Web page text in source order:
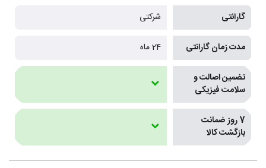
گارانتی شرکتی
مدت زمان گارانتی 24 ماه
تضمین اصالت و
سلامت فیزیکی
7 روز ضمانت
بازگشت کالا